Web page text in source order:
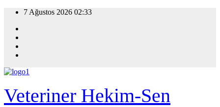
Skip
content
7 Ağustos 2026 02:33
Veteriner Hekim-Sen